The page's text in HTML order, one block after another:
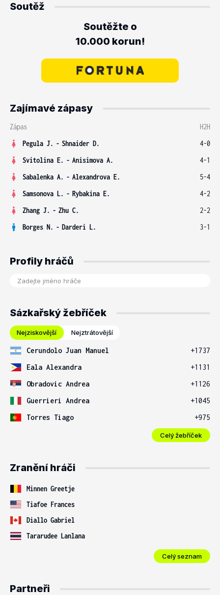
Soutěž
Soutěžte o
10.000 korun!
Zajímavé zápasy
Zápas
H2H
Pegula J. - Shnaider D.
4-0
Svitolina E. - Anisimova A.
4-1
Sabalenka A. - Alexandrova E.
5-4
Samsonova L. - Rybakina E.
4-2
Zhang J. - Zhu C.
2-2
Borges N. - Darderi L. 3-1
Profily hráčů
Sázkařský žebříček
Nejziskovější Nejztrátovější
Cerundolo Juan Manuel
+1737
Eala Alexandra
+1131
Obradovic Andrea
+1126
Guerrieri Andrea
+1045
Torres Tiago
+975
Celý žebříček
Zranění hráči
Minnen Greetje
Tiafoe Frances
Diallo Gabriel
Tararudee Lanlana
Celý seznam
Partneři